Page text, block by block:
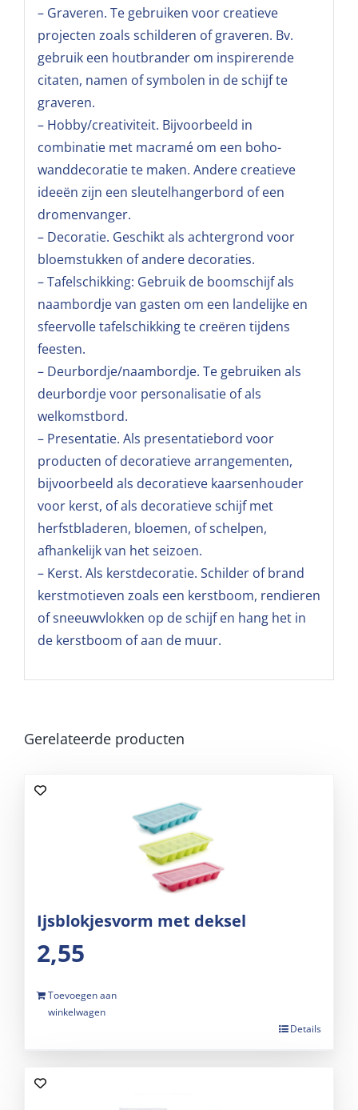
– Graveren. Te gebruiken voor creatieve
projecten zoals schilderen of graveren. Bv.
gebruik een houtbrander om inspirerende
citaten, namen of symbolen in de schijf te
graveren.
– Hobby/creativiteit. Bijvoorbeeld in
combinatie met macramé om een boho-
wanddecoratie te maken. Andere creatieve
ideeën zijn een sleutelhangerbord of een
dromenvanger.
– Decoratie. Geschikt als achtergrond voor
bloemstukken of andere decoraties.
– Tafelschikking: Gebruik de boomschijf als
naambordje van gasten om een landelijke en
sfeervolle tafelschikking te creëren tijdens
feesten.
– Deurbordje/naambordje. Te gebruiken als
deurbordje voor personalisatie of als
welkomstbord.
– Presentatie. Als presentatiebord voor
producten of decoratieve arrangementen,
bijvoorbeeld als decoratieve kaarsenhouder
voor kerst, of als decoratieve schijf met
herfstbladeren, bloemen, of schelpen,
afhankelijk van het seizoen.
– Kerst. Als kerstdecoratie. Schilder of brand
kerstmotieven zoals een kerstboom, rendieren
of sneeuwvlokken op de schijf en hang het in
de kerstboom of aan de muur.
Gerelateerde producten
Ijsblokjesvorm met deksel
2,55
Toevoegen aan
winkelwagen
Details